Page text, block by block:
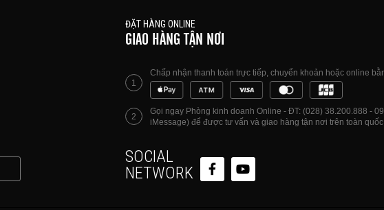
ĐẶT HÀNG ONLINE
GIAO HÀNG TẬN NƠI
1
Chấp nhận thanh toán trực tiếp, chuyển khoản hoặc online
2
Gọi ngay Phòng kinh doanh Online - ĐT: (028) 38.200.888 -
iMessage) để được tư vấn và giao hàng tận nơi trên toàn quốc.
SOCIAL
NETWORK